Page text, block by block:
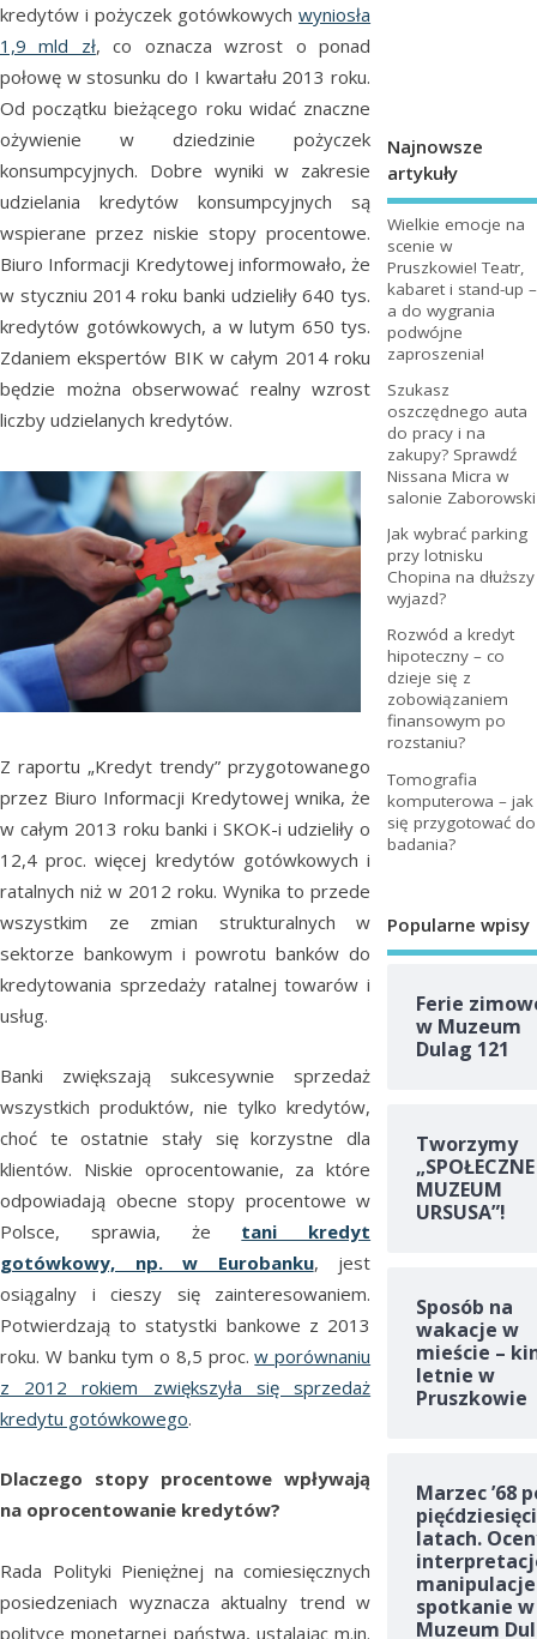
kredytów i pożyczek gotówkowychwyniosła
1,9 mld zł, co oznacza wzrost o ponad
połowę w stosunku do I kwartału 2013 roku.
Od początku bieżącego roku widać znaczne
ożywienie w dziedzinie pożyczek
konsumpcyjnych. Dobre wyniki w zakresie
udzielania kredytów konsumpcyjnych są
wspierane przez niskie stopy procentowe.
Biuro Informacji Kredytowej informowało, że
w styczniu 2014 roku banki udzieliły 640 tys.
kredytów gotówkowych, a w lutym 650 tys.
Zdaniem ekspertów BIK w całym 2014 roku
będzie można obserwować realny wzrost
liczby udzielanych kredytów.
Z raportu „Kredyt trendy” przygotowanego
przez Biuro Informacji Kredytowej wnika, że
w całym 2013 roku banki i SKOK-i udzieliły o
12,4 proc. więcej kredytów gotówkowych i
ratalnych niż w 2012 roku. Wynika to przede
wszystkim ze zmian strukturalnych w
sektorze bankowym i powrotu banków do
kredytowania sprzedaży ratalnej towarów i
usług.
Banki zwiększają sukcesywnie sprzedaż
wszystkich produktów, nie tylko kredytów,
choć te ostatnie stały się korzystne dla
klientów. Niskie oprocentowanie, za które
odpowiadają obecne stopy procentowe w
Polsce, sprawia, że tani kredyt
gotówkowy, np. w Eurobanku, jest
osiągalny i cieszy się zainteresowaniem.
Potwierdzają to statystki bankowe z 2013
roku. W banku tym o 8,5 proc.w porównaniu
z 2012 rokiem zwiększyła się sprzedaż
kredytu gotówkowego.
Dlaczego stopy procentowe wpływają
na oprocentowanie kredytów?
Rada Polityki Pieniężnej na comiesięcznych
posiedzeniach wyznacza aktualny trend w
polityce monetarnej państwa, ustalając m.in.
Najnowsze
artykuły
Wielkie emocje na
scenie w
Pruszkowie! Teatr,
kabaret i stand-up –
a do wygrania
podwójne
zaproszenia!
Szukasz
oszczędnego auta
do pracy i na
zakupy? Sprawdź
Nissana Micra w
salonie Zaborowski
Jak wybrać parking
przy lotnisku
Chopina na dłuższy
wyjazd?
Rozwód a kredyt
hipoteczny – co
dzieje się z
zobowiązaniem
finansowym po
rozstaniu?
Tomografia
komputerowa – jak
się przygotować do
badania?
Popularne wpisy
Ferie
w Muzeum
Dulag 121
Tworzymy
„SPOŁECZNE
MUZEUM
URSUSA”!
Sposób na
wakacje w
mieście –
letnie w
Pruszkowie
Marzec ’68
latach.
spotkanie w
Muzeum